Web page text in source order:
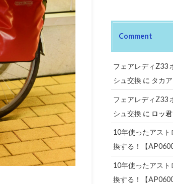
Comment
フェアレディZ33
シュ交換に タカ
フェアレディZ33
シュ交換に ロッ君
10年使ったアス
換する！【
10年使ったアス
換する！【